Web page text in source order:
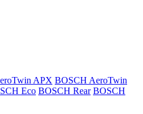
APX BOSCH AeroTwin
Eco BOSCH Rear BOSCH